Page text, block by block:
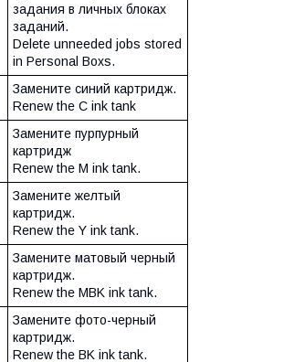
задания в личных блоках
заданий.
Delete unneeded jobs stored
in Personal Boxs.
Замените синий картридж.
Renew the C ink tank
Замените пурпурный
картридж
Renew the M ink tank.
Замените желтый
картридж.
Renew the Y ink tank.
Замените матовый черный
картридж.
Renew the MBK ink tank.
Замените фото-черный
картридж.
Renew the BK ink tank.